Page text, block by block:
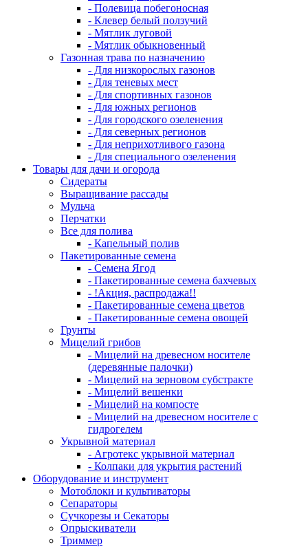
- Полевица побегоносная
- Клевер белый ползучий
- Мятлик луговой
- Мятлик обыкновенный
Газонная трава по назначению
- Для низкорослых газонов
- Для теневых мест
- Для спортивных газонов
- Для южных регионов
- Для городского озеленения
- Для северных регионов
- Для неприхотливого газона
- Для специального озеленения
Товары для дачи и огорода
Сидераты
Выращивание рассады
Мульча
Перчатки
Все для полива
- Капельный полив
Пакетированные семена
- Семена Ягод
- Пакетированные семена бахчевых
- !Акция, распродажа!!
- Пакетированные семена цветов
- Пакетированные семена овощей
Грунты
Мицелий грибов
- Мицелий на древесном носителе
(деревянные палочки)
- Мицелий на зерновом субстракте
- Мицелий вешенки
- Мицелий на компосте
- Мицелий на древесном носителе с
гидрогелем
Укрывной материал
- Агротекс укрывной материал
- Колпаки для укрытия растений
Оборудование и инструмент
Мотоблоки и культиваторы
Сепараторы
Сучкорезы и Секаторы
Опрыскиватели
Триммер